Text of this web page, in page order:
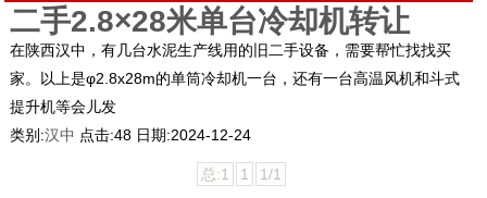
二手2.8×28米单台冷却机转让
在陕西汉中，有几台水泥生产线用的旧二手设备，需要帮忙找找买
家。以上是φ2.8x28m的单筒冷却机一台，还有一台高温风机和斗式
提升机等会儿发
类别:汉中 点击:48 日期:2024-12-24
总:1 1 1/1